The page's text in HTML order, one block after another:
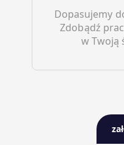
Dopasujemy
Zdobądź
w Twoją